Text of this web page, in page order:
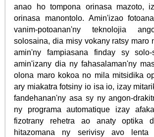
anao ho tompona orinasa mazoto,
orinasa manontolo. Amin'izao
vanim-potoanan'ny teknolojia
solosaina, dia misy vokany ratsy maro
amin'ny fampiasana finday sy
amin'izany dia ny fahasalaman'ny
olona maro kokoa no mila mitsidika
ary miakatra fotsiny io isa io, izay
fandehanan'ny asa sy ny angon-
ny programa automatique izay
fizotrany rehetra ao anaty optika
hitazomana ny serivisy avo lenta